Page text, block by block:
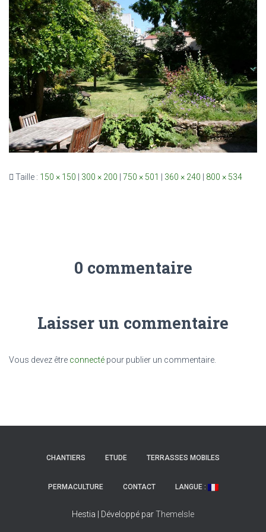
Taille : 150 × 150 300 × 200 750 × 501 360 × 240 800 × 534
0 commentaire
Laisser un commentaire
Vous devez être connecté pour publier un commentaire.
CHANTIERS ETUDE TERRASSES MOBILES
PERMACULTURE CONTACT LANGUE :
Hestia | Développé parThemeIsle